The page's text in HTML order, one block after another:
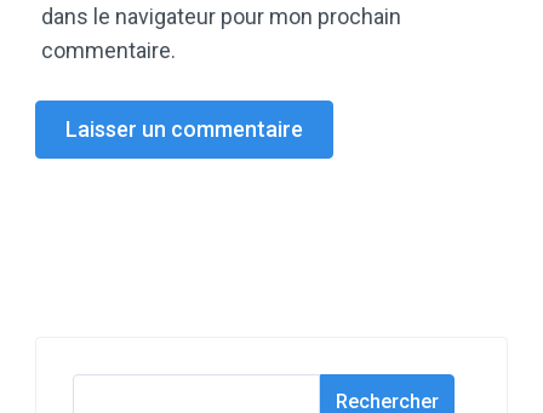
dans le navigateur pour mon prochain
commentaire.
Rechercher